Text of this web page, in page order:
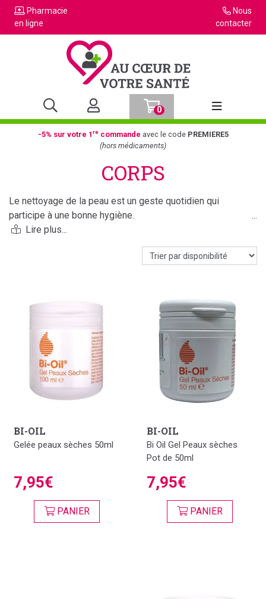
Pharmacie
en ligne
Nous
contacter
0
Afficher la
-5% sur votre 1recommande avec le code PREMIERE5
(hors médicaments)
CORPS
Le nettoyage de la peau est un geste quotidien qui
participe à une bonne hygiène.
hydratants, nourrissants, gommants et autobronzants pour
BI-OIL
Gelée peaux sèches 50ml
7,95€
PANIER
BI-OIL
Bi Oil Gel Peaux sèches
Pot de 50ml
7,95€
PANIER